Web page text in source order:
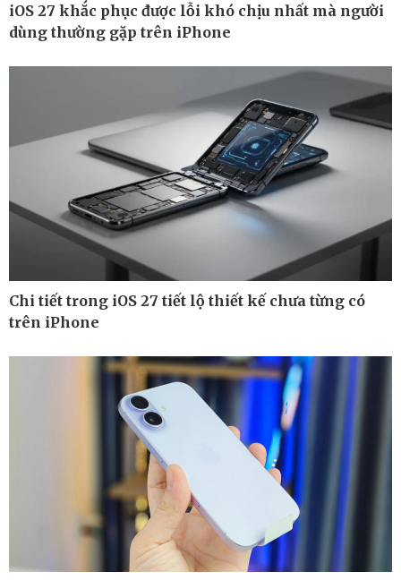
Thế giới
Quan sát
Cuộc sống đó đây
Multimedia
Video
E-Magazine
Infographic
Bất động sản
Khởi nghiệp
Tiêu dùng
Tỷ giá
Chứng khoán
iOS 27 khắc phục được lỗi khó chịu nhất mà người
dùng thường gặp trên iPhone
Chi tiết trong iOS 27 tiết lộ thiết kế chưa từng có
trên iPhone